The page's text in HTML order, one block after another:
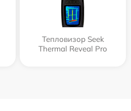
Тепловизор Seek
Thermal Reveal Pro